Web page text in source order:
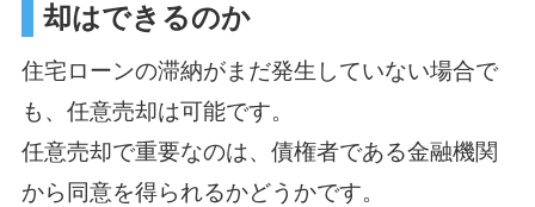
却はできるのか
住宅ローンの滞納がまだ発生していない場合で
も、任意売却は可能です。
任意売却で重要なのは、債権者である金融機関
から同意を得られるかどうかです。